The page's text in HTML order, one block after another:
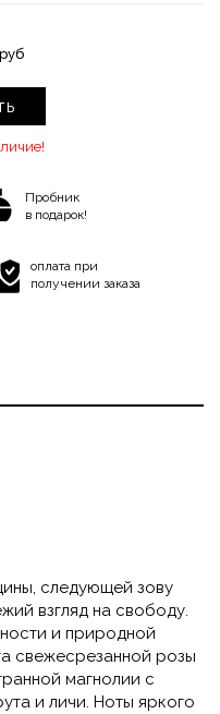
руб
Пробник
в подарок!
оплата при
получении заказа
следующей зову
взгляд на свободу.
и природной
свежесрезанной розы
магнолии с
и личи. Ноты яркого